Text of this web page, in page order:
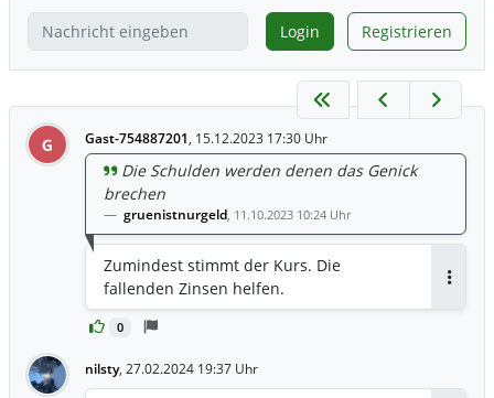
Login Registrieren
G Gast-754887201, 15.12.2023 17:30 Uhr
0
Die Schulden werden denen das Genick
brechen
gruenistnurgeld, 11.10.2023 10:24 Uhr
Zumindest stimmt der Kurs. Die
fallenden Zinsen helfen.
nilsty, 27.02.2024 19:37 Uhr